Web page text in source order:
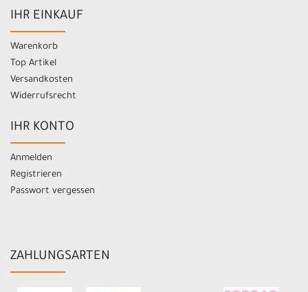
IHR EINKAUF
Warenkorb
Top Artikel
Versandkosten
Widerrufsrecht
IHR KONTO
Anmelden
Registrieren
Passwort vergessen
ZAHLUNGSARTEN